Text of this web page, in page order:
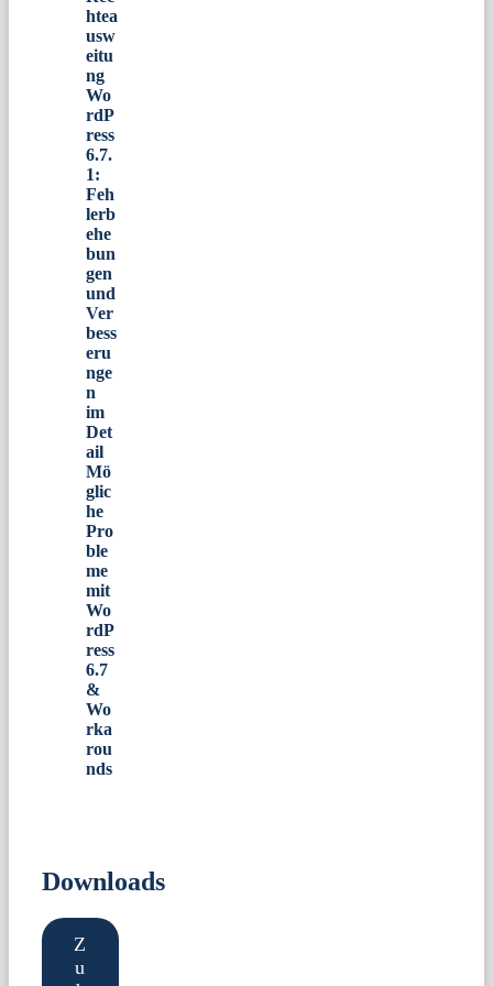
htea
usw
eitu
ng
Wo
rdP
ress
6.7.
1:
Feh
lerb
ehe
bun
gen
und
Ver
bess
eru
nge
n
im
Det
ail
Mö
glic
he
Pro
ble
me
mit
Wo
rdP
ress
6.7
&
Wo
rka
rou
nds
Downloads
Z
u